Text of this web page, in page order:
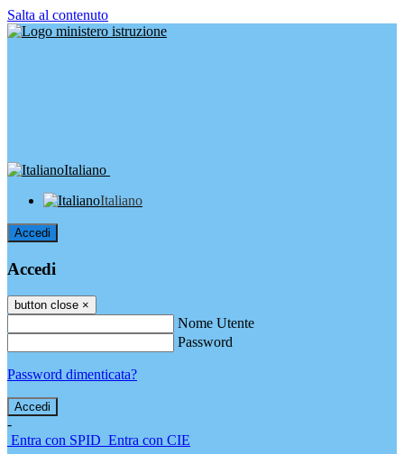
Salta al contenuto
Italiano
Italiano
Accedi
Accedi
button close ×
Nome Utente
Password
Password dimenticata?
-
Entra con SPID Entra con CIE